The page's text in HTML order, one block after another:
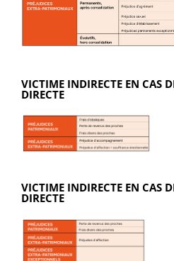
VICTIME INDIRECTE EN CAS
DIRECTE
VICTIME INDIRECTE EN CAS
DIRECTE